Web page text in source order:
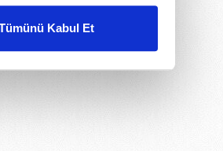
gösterilmeyecektir."
Kabul Et